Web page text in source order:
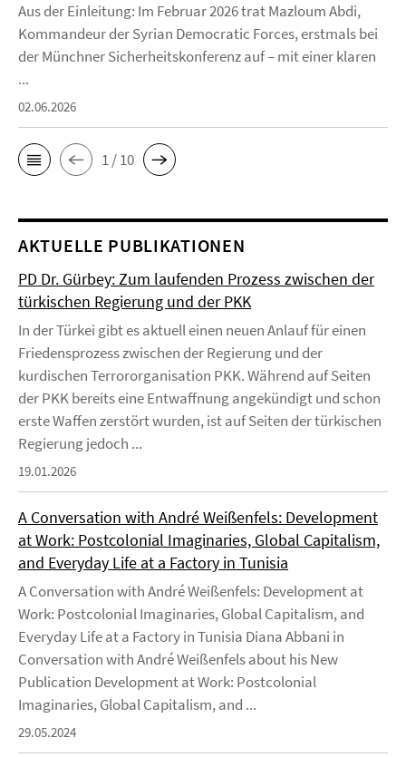
Aus der Einleitung: Im Februar 2026 trat Mazloum Abdi,
Kommandeur der Syrian Democratic Forces, erstmals bei
der Münchner Sicherheitskonferenz auf – mit einer klaren
...
02.06.2026
1 / 10
AKTUELLE PUBLIKATIONEN
PD Dr. Gürbey: Zum laufenden Prozess zwischen der
türkischen Regierung und der PKK
In der Türkei gibt es aktuell einen neuen Anlauf für einen
Friedensprozess zwischen der Regierung und der
kurdischen Terrororganisation PKK. Während auf Seiten
der PKK bereits eine Entwaffnung angekündigt und schon
erste Waffen zerstört wurden, ist auf Seiten der türkischen
Regierung jedoch ...
19.01.2026
A Conversation with André Weißenfels: Development
at Work: Postcolonial Imaginaries, Global Capitalism,
and Everyday Life at a Factory in Tunisia
A Conversation with André Weißenfels: Development at
Work: Postcolonial Imaginaries, Global Capitalism, and
Everyday Life at a Factory in Tunisia Diana Abbani in
Conversation with André Weißenfels about his New
Publication Development at Work: Postcolonial
Imaginaries, Global Capitalism, and ...
29.05.2024